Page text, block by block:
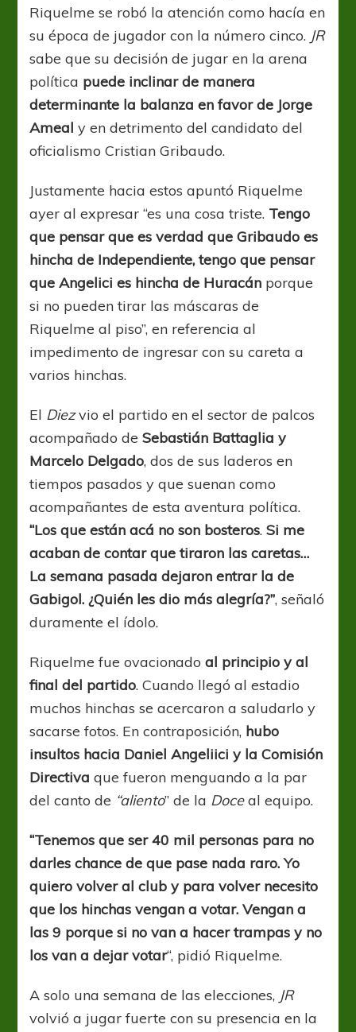
Riquelme se robó la atención como hacía en
su época de jugador con la número cinco. JR
sabe que su decisión de jugar en la arena
política puede inclinar de manera
determinante la balanza en favor de Jorge
Ameal y en detrimento del candidato del
oficialismo Cristian Gribaudo.
Justamente hacia estos apuntó Riquelme
ayer al expresar “es una cosa triste. Tengo
que pensar que es verdad que Gribaudo es
hincha de Independiente, tengo que pensar
que Angelici es hincha de Huracán porque
si no pueden tirar las máscaras de
Riquelme al piso”, en referencia al
impedimento de ingresar con su careta a
varios hinchas.
El Diezvio el partido en el sector de palcos
acompañado deSebastián Battaglia y
Marcelo Delgado, dos de sus laderos en
tiempos pasados y que suenan como
acompañantes de esta aventura política.
“Los que están acá no son bosteros.Si me
acaban de contar que tiraron las caretas…
La semana pasada dejaron entrar la de
Gabigol. ¿Quién les dio más alegría?”, señaló
duramente el ídolo.
Riquelme fue ovacionadoal principio y al
final del partido. Cuando llegó al estadio
muchos hinchas se acercaron a saludarlo y
sacarse fotos. En contraposición, hubo
insultos hacia Daniel Angeliici y la Comisión
Directivaque fueron menguando a la par
del canto de “aliento” de la Doceal equipo.
“Tenemos que ser 40 mil personas para no
darles chance de que pase nada raro. Yo
quiero volver al club y para volver necesito
que los hinchas vengan a votar. Vengan a
las 9 porque si no van a hacer trampas y no
los van a dejar votar“, pidió Riquelme.
A solo una semana de las elecciones, JR
volvió a jugar fuerte con su presencia en la